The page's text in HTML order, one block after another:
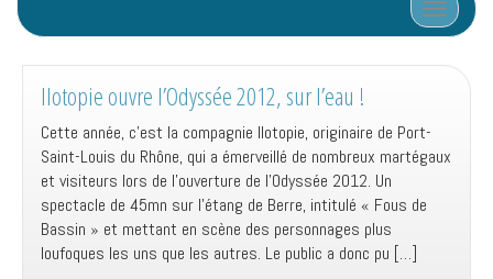
Afficher/
Ilotopie ouvre l’Odyssée 2012, sur l’eau !
Cette année, c’est la compagnie Ilotopie, originaire de Port-
Saint-Louis du Rhône, qui a émerveillé de nombreux martégaux
et visiteurs lors de l’ouverture de l’Odyssée 2012. Un
spectacle de 45mn sur l’étang de Berre, intitulé « Fous de
Bassin » et mettant en scène des personnages plus
loufoques les uns que les autres. Le public a donc pu […]